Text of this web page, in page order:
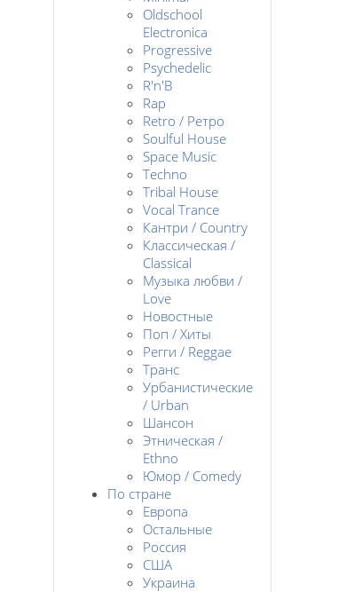
Oldschool
Electronica
Progressive
Psychedelic
R'n'B
Rap
Retro / Ретро
Soulful House
Space Music
Techno
Tribal House
Vocal Trance
Кантри / Country
Классическая /
Classical
Музыка любви /
Love
Новостные
Поп / Хиты
Регги / Reggae
Транс
Урбанистические
/ Urban
Шансон
Этническая /
Ethno
Юмор / Comedy
По стране
Европа
Остальные
Россия
США
Украина